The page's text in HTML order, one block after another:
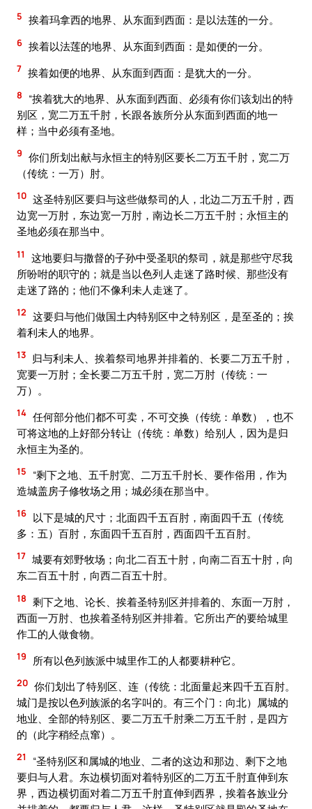
5 挨着玛拿西的地界、从东面到西面：是以法莲的一分。
6 挨着以法莲的地界、从东面到西面：是如便的一分。
7 挨着如便的地界、从东面到西面：是犹大的一分。
8
“挨着犹大的地界、从东面到西面、必须有你们该划出的特
别区，宽二万五千肘，长跟各族所分从东面到西面的地一
样；当中必须有圣地。
9 你们所划出献与永恒主的特别区要长二万五千肘，宽二万
（传统：一万）肘。
10 这圣特别区要归与这些做祭司的人，北边二万五千肘，西
边宽一万肘，东边宽一万肘，南边长二万五千肘；永恒主的
圣地必须在那当中。
11
这地要归与撒督的子孙中受圣职的祭司，就是那些守尽我
所吩咐的职守的；就是当以色列人走迷了路时候、那些没有
走迷了路的；他们不像利未人走迷了。
12 这要归与他们做国土内特别区中之特别区，是至圣的；挨
着利未人的地界。
13 归与利未人、挨着祭司地界并排着的、长要二万五千肘，
宽要一万肘；全长要二万五千肘，宽二万肘（传统：一
万）。
14 任何部分他们都不可卖，不可交换（传统：单数），也不
可将这地的上好部分转让（传统：单数）给别人，因为是归
永恒主为圣的。
15
“剩下之地、五千肘宽、二万五千肘长、要作俗用，作为
造城盖房子修牧场之用；城必须在那当中。
16 以下是城的尺寸；北面四千五百肘，南面四千五（传统
多：五）百肘，东面四千五百肘，西面四千五百肘。
17 城要有郊野牧场；向北二百五十肘，向南二百五十肘，向
东二百五十肘，向西二百五十肘。
18 剩下之地、论长、挨着圣特别区并排着的、东面一万肘，
西面一万肘、也挨着圣特别区并排着。它所出产的要给城里
作工的人做食物。
19 所有以色列族派中城里作工的人都要耕种它。
20 你们划出了特别区、连（传统：北面量起来四千五百肘。
城门是按以色列族派的名字叫的。有三个门：向北）属城的
地业、全部的特别区、要二万五千肘乘二万五千肘，是四方
的（此字稍经点窜）。
21
“圣特别区和属城的地业、二者的这边和那边、剩下之地
要归与人君。东边横切面对着特别区的二万五千肘直伸到东
界，西边横切面对着二万五千肘直伸到西界，挨着各族业分